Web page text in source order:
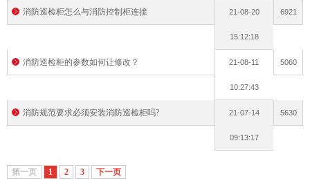
消防巡检柜怎么与消防控制柜连接 21-08-20
15:12:18
6921
消防巡检柜的参数如何让修改？ 21-08-11
10:27:43
5060
消防规范要求必须安装消防巡检柜吗? 21-07-14
09:13:17
5630
第一页 1 2 3 下一页